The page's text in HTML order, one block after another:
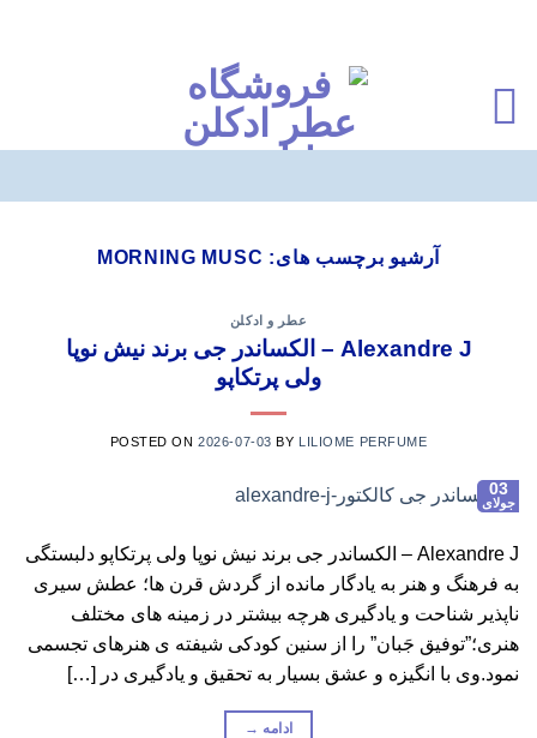
آرشیو برچسب های: MORNING MUSC
عطر و ادکلن
Alexandre J – الکساندر جی برند نیش نوپا
ولی پرتکاپو
POSTED ON2026-07-03 BY LILIOME PERFUME
03
جولای
Alexandre J – الکساندر جی برند نیش نوپا ولی پرتکاپو دلبستگی
به فرهنگ و هنر به یادگار مانده از گردش قرن ها؛ عطش سیری
ناپذیر شناحت و یادگیری هرچه بیشتر در زمینه های مختلف
هنری؛”توفیق جَبان” را از سنین کودکی شیفته ی هنرهای تجسمی
نمود.وی با انگیزه و عشق بسیار به تحقیق و یادگیری در […]
ادامه →